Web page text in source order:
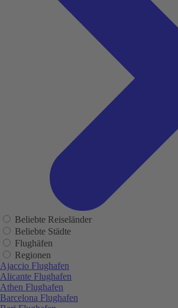
Beliebte Reiseländer
Beliebte Städte
Flughäfen
Regionen
Ajaccio Flughafen
Alicante Flughafen
Athen Flughafen
Barcelona Flughafen